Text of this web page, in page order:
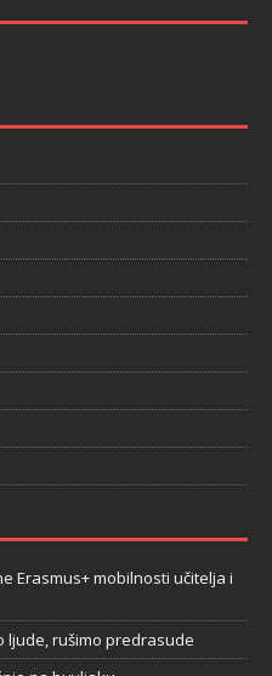
Erasmus+ mobilnosti učitelja i
ljude, rušimo predrasude